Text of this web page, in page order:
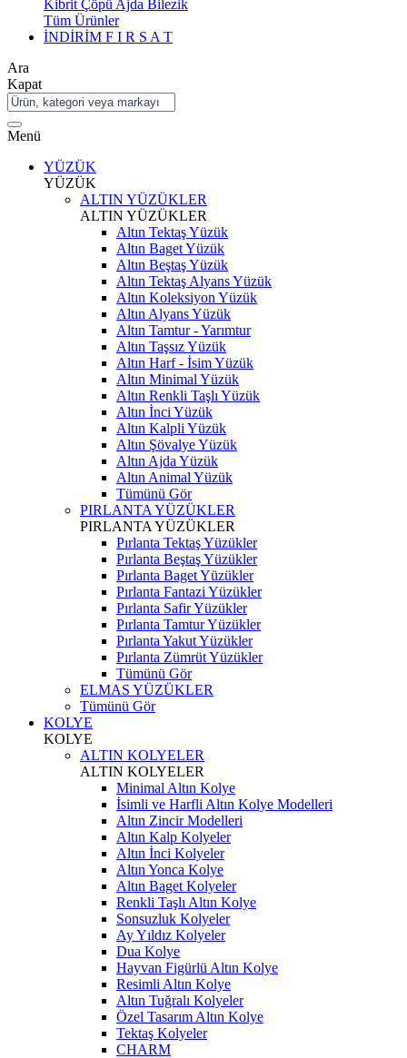
Kibrit Çöpü Ajda Bilezik
Tüm Ürünler
İNDİRİM F I R S A T
Ara
Kapat
Menü
YÜZÜK
YÜZÜK
ALTIN YÜZÜKLER
ALTIN YÜZÜKLER
Altın Tektaş Yüzük
Altın Baget Yüzük
Altın Beştaş Yüzük
Altın Tektaş Alyans Yüzük
Altın Koleksiyon Yüzük
Altın Alyans Yüzük
Altın Tamtur - Yarımtur
Altın Taşsız Yüzük
Altın Harf - İsim Yüzük
Altın Minimal Yüzük
Altın Renkli Taşlı Yüzük
Altın İnci Yüzük
Altın Kalpli Yüzük
Altın Şövalye Yüzük
Altın Ajda Yüzük
Altın Animal Yüzük
Tümünü Gör
PIRLANTA YÜZÜKLER
PIRLANTA YÜZÜKLER
Pırlanta Tektaş Yüzükler
Pırlanta Beştaş Yüzükler
Pırlanta Baget Yüzükler
Pırlanta Fantazi Yüzükler
Pırlanta Safir Yüzükler
Pırlanta Tamtur Yüzükler
Pırlanta Yakut Yüzükler
Pırlanta Zümrüt Yüzükler
Tümünü Gör
ELMAS YÜZÜKLER
Tümünü Gör
KOLYE
KOLYE
ALTIN KOLYELER
ALTIN KOLYELER
Minimal Altın Kolye
İsimli ve Harfli Altın Kolye Modelleri
Altın Zincir Modelleri
Altın Kalp Kolyeler
Altın İnci Kolyeler
Altın Yonca Kolye
Altın Baget Kolyeler
Renkli Taşlı Altın Kolye
Sonsuzluk Kolyeler
Ay Yıldız Kolyeler
Dua Kolye
Hayvan Figürlü Altın Kolye
Resimli Altın Kolye
Altın Tuğralı Kolyeler
Özel Tasarım Altın Kolye
Tektaş Kolyeler
CHARM